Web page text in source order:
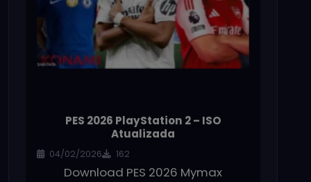
PES 2026 PlayStation 2 – ISO
Atualizada
04/02/2026 162
Download PES 2026 Mymax